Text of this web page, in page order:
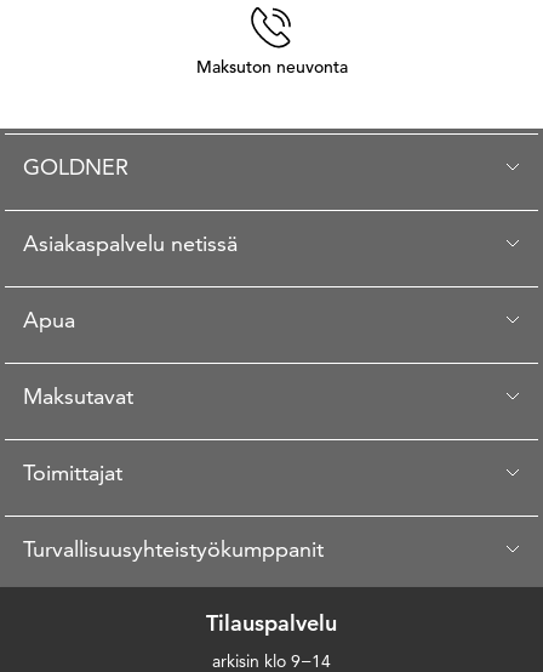
Maksuton neuvonta
GOLDNER
Asiakaspalvelu netissä
Apua
Maksutavat
Toimittajat
Turvallisuusyhteistyökumppanit
Tilauspalvelu
arkisin klo 9−14